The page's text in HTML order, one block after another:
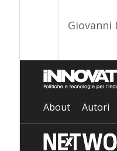
Giovanni
About Autori